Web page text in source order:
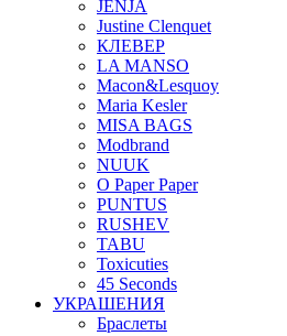
JENJA
Justine Clenquet
КЛЕВЕР
LA MANSO
Macon&Lesquoy
Maria Kesler
MISA BAGS
Modbrand
NUUK
O Paper Paper
PUNTUS
RUSHEV
TABU
Toxicuties
45 Seconds
УКРАШЕНИЯ
Браслеты